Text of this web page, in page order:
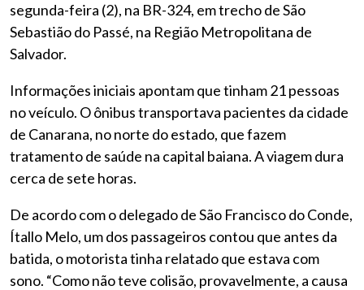
segunda-feira (2), na BR-324, em trecho de São
Sebastião do Passé, na Região Metropolitana de
Salvador.
Informações iniciais apontam que tinham 21 pessoas
no veículo. O ônibus transportava pacientes da cidade
de Canarana, no norte do estado, que fazem
tratamento de saúde na capital baiana. A viagem dura
cerca de sete horas.
De acordo com o delegado de São Francisco do Conde,
Ítallo Melo, um dos passageiros contou que antes da
batida, o motorista tinha relatado que estava com
sono. “Como não teve colisão, provavelmente, a causa